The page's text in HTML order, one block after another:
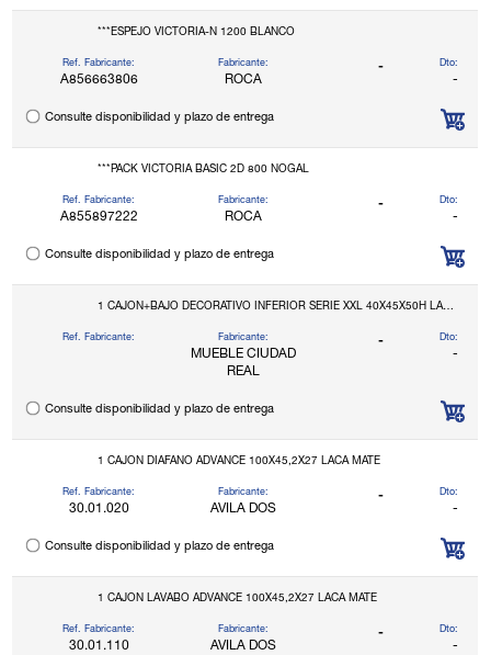
***ESPEJO VICTORIA-N 1200 BLANCO
Ref. Fabricante:
A856663806
Fabricante:
ROCA
- Dto:
-
Consulte disponibilidad y plazo de entrega
***PACK VICTORIA BASIC 2D 800 NOGAL
Ref. Fabricante:
A855897222
Fabricante:
ROCA
- Dto:
-
Consulte disponibilidad y plazo de entrega
1 CAJON+BAJO DECORATIVO INFERIOR SERIE XXL 40X45X50H LAMINADO ANTRACITA
Ref. Fabricante: Fabricante:
MUEBLE CIUDAD
REAL
- Dto:
-
Consulte disponibilidad y plazo de entrega
1 CAJON DIAFANO ADVANCE 100X45,2X27 LACA MATE
Ref. Fabricante:
30.01.020
Fabricante:
AVILA DOS
- Dto:
-
Consulte disponibilidad y plazo de entrega
1 CAJON LAVABO ADVANCE 100X45,2X27 LACA MATE
Ref. Fabricante:
30.01.110
Fabricante:
AVILA DOS
- Dto:
-